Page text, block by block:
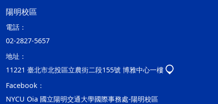
陽明校區
電話：
02-2827-5657
地址：
11221 臺北市北投區立農街二段155號 博雅中心一樓
Facebook：
NYCU Oia 國立陽明交通大學國際事務處-陽明校區